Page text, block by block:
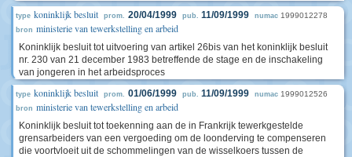
type koninklijk besluit prom. 20/04/1999 pub. 11/09/1999 numac 1999012278
bron ministerie van tewerkstelling en arbeid
Koninklijk besluit tot uitvoering van artikel 26bis van het koninklijk besluit
nr. 230 van 21 december 1983 betreffende de stage en de inschakeling
van jongeren in het arbeidsproces
type koninklijk besluit prom. 01/06/1999 pub. 11/09/1999 numac 1999012526
bron ministerie van tewerkstelling en arbeid
Koninklijk besluit tot toekenning aan de in Frankrijk tewerkgestelde
grensarbeiders van een vergoeding om de loonderving te compenseren
die voortvloeit uit de schommelingen van de wisselkoers tussen de